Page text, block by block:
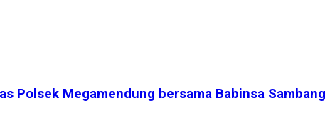
Polsek Megamendung bersama Babinsa